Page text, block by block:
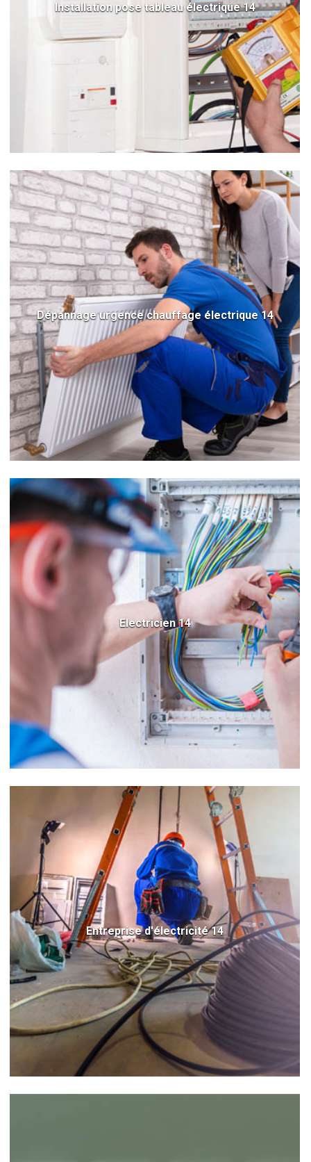
Installation pose tableau électrique 14
Dépannage urgence chauffage électrique 14
Electricien 14
Entreprise d'électricité 14